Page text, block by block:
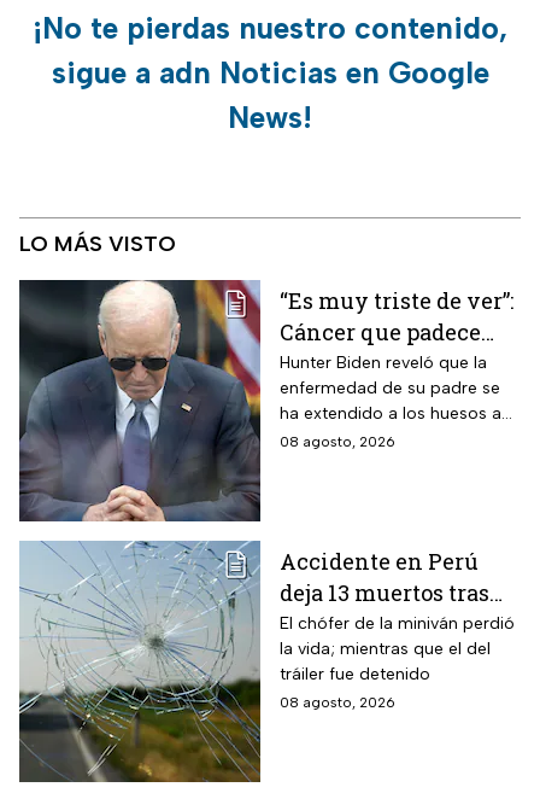
¡No te pierdas nuestro contenido,
sigue a adn Noticias en Google
News!
LO MÁS VISTO
“Es muy triste de ver”:
Cáncer que padece
Joe Biden se propaga
y causa metástasis
Hunter Biden reveló que la
enfermedad de su padre se
ha extendido a los huesos a
pesar del tratamiento.
08 agosto, 2026
Accidente en Perú
deja 13 muertos tras
choque entre una
miniván y un tráiler
El chófer de la miniván perdió
la vida; mientras que el del
tráiler fue detenido
08 agosto, 2026